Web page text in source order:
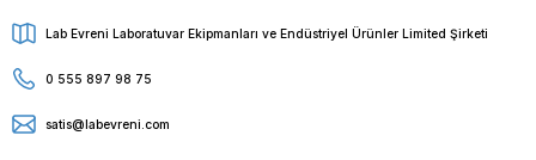
Lab Evreni Laboratuvar Ekipmanları ve Endüstriyel Ürünler Limited Şirketi
0 555 897 98 75
satis@labevreni.com